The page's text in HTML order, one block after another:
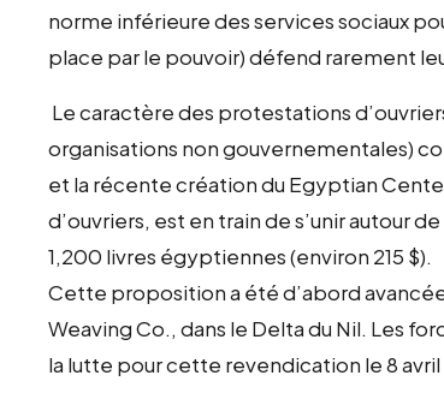
norme inférieure des services sociaux
place par le pouvoir) défend rarement
Le caractère des protestations
organisations non gouvernementales)
et la récente création du Egyptian
d’ouvriers, est en train de s’unir autour
1,200 livres égyptiennes (environ 215 $).
Cette proposition a été d’abord
Weaving Co., dans le Delta du Nil. Les
la lutte pour cette revendication le 8